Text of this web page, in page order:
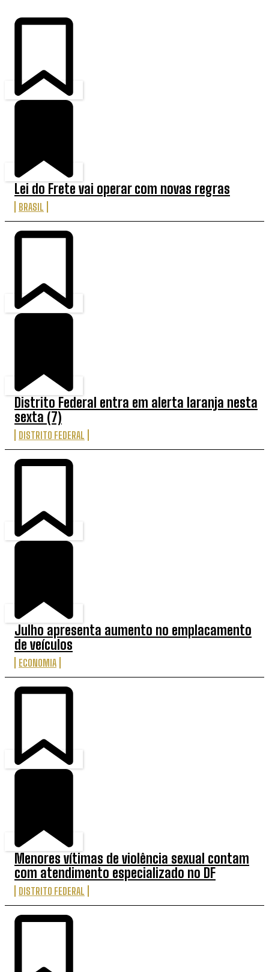
Lei do Frete vai operar com novas regras
BRASIL
Distrito Federal entra em alerta laranja nesta
sexta (7)
DISTRITO FEDERAL
Julho apresenta aumento no emplacamento
de veículos
ECONOMIA
Menores vítimas de violência sexual contam
com atendimento especializado no DF
DISTRITO FEDERAL